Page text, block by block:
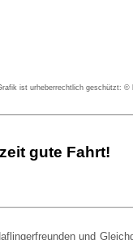
ist urheberrechtlich geschützt: ©
gute Fahrt!
und